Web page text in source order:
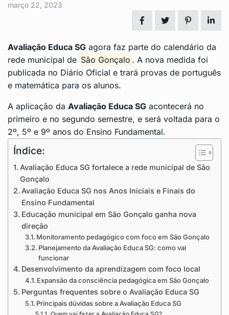
março 22, 2023
Avaliação Educa SG agora faz parte do calendário da
rede municipal de São Gonçalo . A nova medida foi
publicada no Diário Oficial e trará provas de português
e matemática para os alunos.
A aplicação da Avaliação Educa SG acontecerá no
primeiro e no segundo semestre, e será voltada para o
2º, 5º e 9º anos do Ensino Fundamental.
Índice:
Avaliação Educa SG fortalece a rede municipal de São
Gonçalo
Avaliação Educa SG nos Anos Iniciais e Finais do
Ensino Fundamental
Educação municipal em São Gonçalo ganha nova
direção
Monitoramento pedagógico com foco em São Gonçalo
Planejamento da Avaliação Educa SG: como vai
funcionar
Desenvolvimento da aprendizagem com foco local
Expansão da consciência pedagógica em São Gonçalo
Perguntas frequentes sobre o Avaliação Educa SG
Principais dúvidas sobre a Avaliação Educa SG